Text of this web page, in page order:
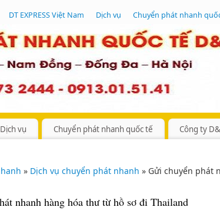
DT EXPRESS Việt Nam Dịch vụ Chuyển phát nhanh
Dịch vụ Chuyển phát nhanh quốc tế Công ty
» Dịch vụ chuyển phát nhanh » Gửi chuyển phát
nhanh hàng hóa thư từ hồ sơ đi Thailand